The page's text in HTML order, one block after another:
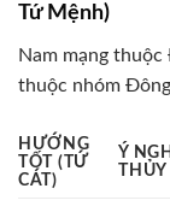
Tứ Mệnh)
Nam mạng
thuộc nhóm
HƯỚNG
TỐT (TỨ
CÁT)
Ý
THỦY